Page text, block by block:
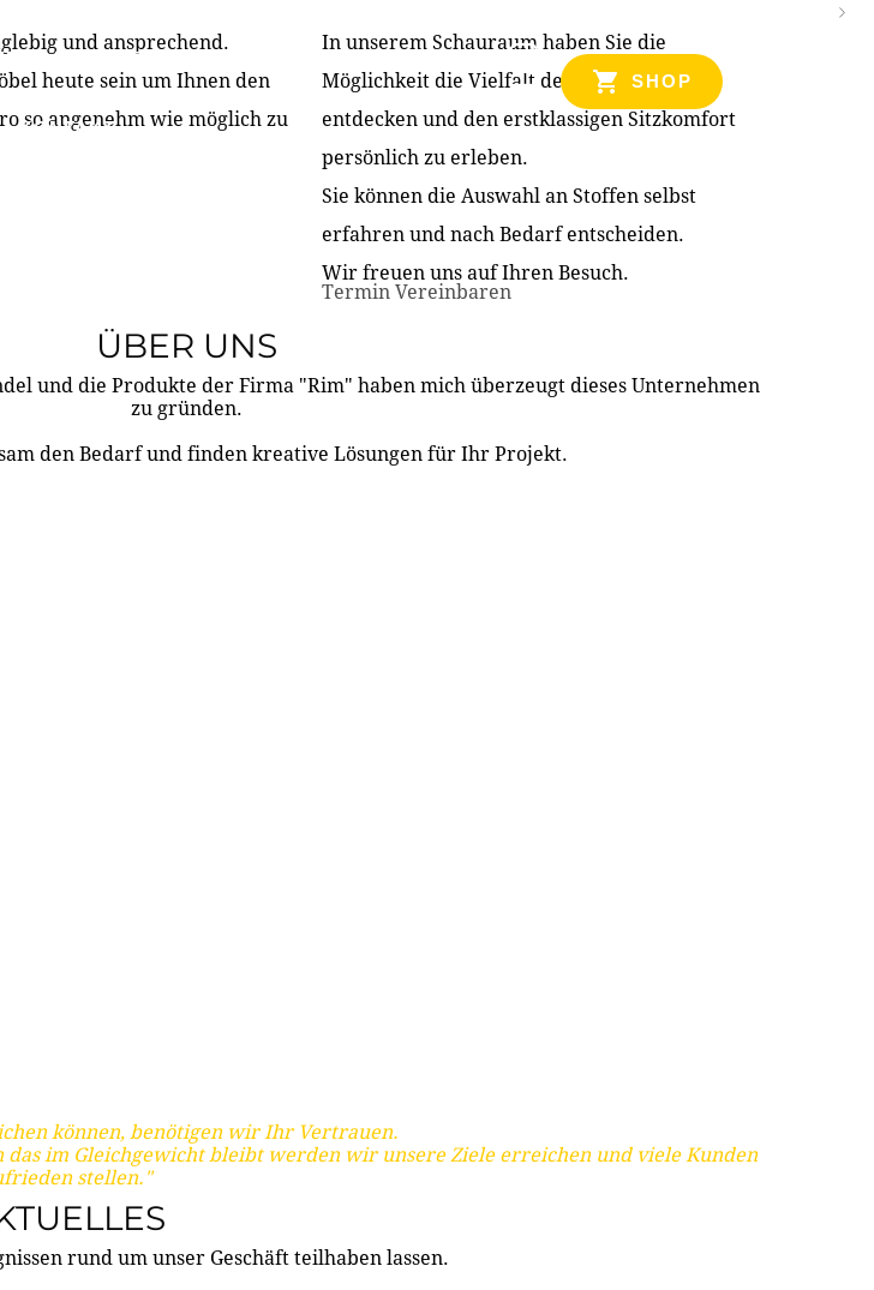
ÜBER UNS PARTNER & REFERENZEN
KONTAKT
SHOP
und ansprechend.
heute sein um Ihnen den
so angenehm wie möglich zu
In unserem Schauraum haben Sie die
Möglichkeit die Vielfalt der Produkte zu
entdecken und den erstklassigen Sitzkomfort
persönlich zu erleben.
Sie können die Auswahl an Stoffen selbst
erfahren und nach Bedarf entscheiden.
Wir freuen uns auf Ihren Besuch.
Termin Vereinbaren
ÜBER UNS
und die Produkte der Firma "Rim" haben mich überzeugt dieses Unternehmen
zu gründen.
den Bedarf und finden kreative Lösungen für Ihr Projekt.
können, benötigen wir Ihr Vertrauen.
das im Gleichgewicht bleibt werden wir unsere Ziele erreichen und viele Kunden
stellen."
rund um unser Geschäft teilhaben lassen.